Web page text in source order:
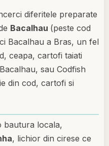
diferitele preparate
Bacalhau (peste cod
Bacalhau a Bras, un fel
ceapa, cartofi taiati
sau Codfish
din cod, cartofi si
bautura locala,
, lichior din cirese ce